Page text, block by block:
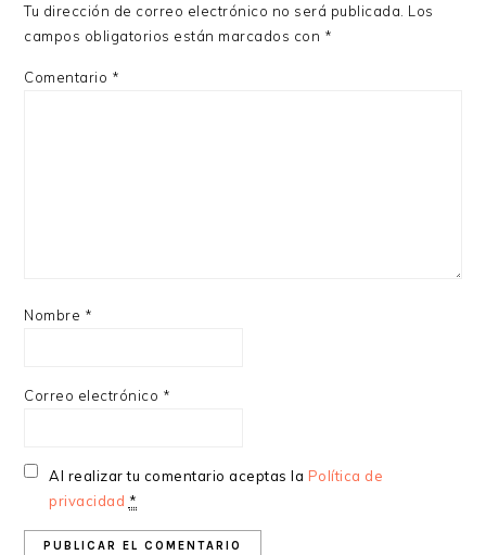
LECTORES
Tu dirección de correo electrónico no será publicada. Los
campos obligatorios están marcados con *
Comentario *
Nombre *
Correo electrónico *
Al realizar tu comentario aceptas la Política de
privacidad *